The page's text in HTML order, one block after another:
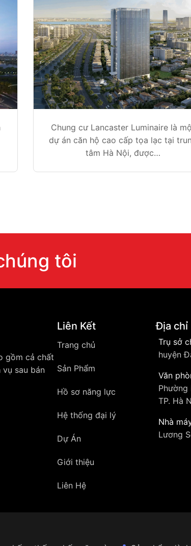
Chung cư Lancaster Luminaire là
dự án căn hộ cao cấp tọa lạc tại
tâm Hà Nội, được…
tôi
gồm cả chất
sau bán
Liên Kết
Trang chủ
Sản Phẩm
Hồ sơ năng lực
Hệ thống đại lý
Dự Án
Giới thiệu
Liên Hệ
Địa chỉ
Trụ sở
huyện
Văn
Phường
TP. Hà
Nhà
Lương